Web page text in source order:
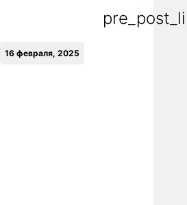
16 февраля, 2025